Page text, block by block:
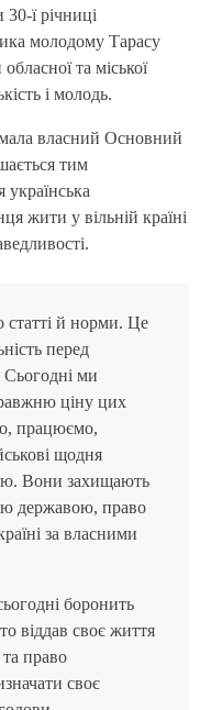
ї річниці
молодому Тарасу
та міської
і молодь.
власний Основний
тим
жити у вільній країні
статті й норми. Це
перед
ми
ціну цих
працюємо,
щодня
Вони захищають
державою, право
за власними
боронить
віддав своє життя
право
своє